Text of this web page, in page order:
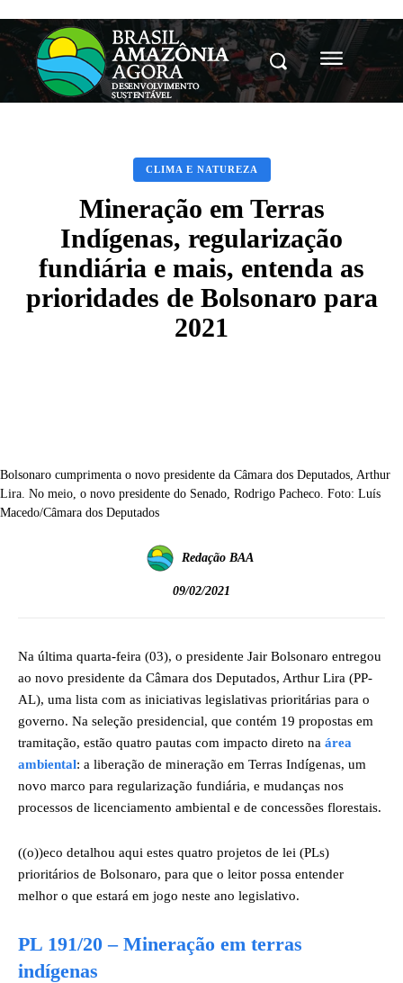
CLIMA E NATUREZA
Mineração em Terras
Indígenas, regularização
fundiária e mais, entenda as
prioridades de Bolsonaro para
2021
Bolsonaro cumprimenta o novo presidente da Câmara dos Deputados, Arthur
Lira. No meio, o novo presidente do Senado, Rodrigo Pacheco. Foto: Luís
Macedo/Câmara dos Deputados
Redação BAA
09/02/2021
Na última quarta-feira (03), o presidente Jair Bolsonaro entregou
ao novo presidente da Câmara dos Deputados, Arthur Lira (PP-
AL), uma lista com as iniciativas legislativas prioritárias para o
governo. Na seleção presidencial, que contém 19 propostas em
tramitação, estão quatro pautas com impacto direto na área
ambiental: a liberação de mineração em Terras Indígenas, um
novo marco para regularização fundiária, e mudanças nos
processos de licenciamento ambiental e de concessões florestais.
((o))eco detalhou aqui estes quatro projetos de lei (PLs)
prioritários de Bolsonaro, para que o leitor possa entender
melhor o que estará em jogo neste ano legislativo.
PL 191/20 – Mineração em terras
indígenas